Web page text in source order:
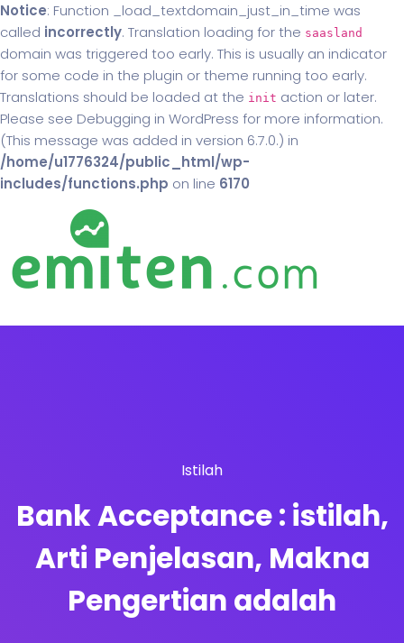
Notice: Function _load_textdomain_just_in_time was
called incorrectly. Translation loading for the saasland
domain was triggered too early. This is usually an indicator
for some code in the plugin or theme running too early.
Translations should be loaded at the init action or later.
Please see Debugging in WordPress for more information.
(This message was added in version 6.7.0.) in
/home/u1776324/public_html/wp-
includes/functions.php on line 6170
Istilah
Bank Acceptance : istilah,
Arti Penjelasan, Makna
Pengertian adalah